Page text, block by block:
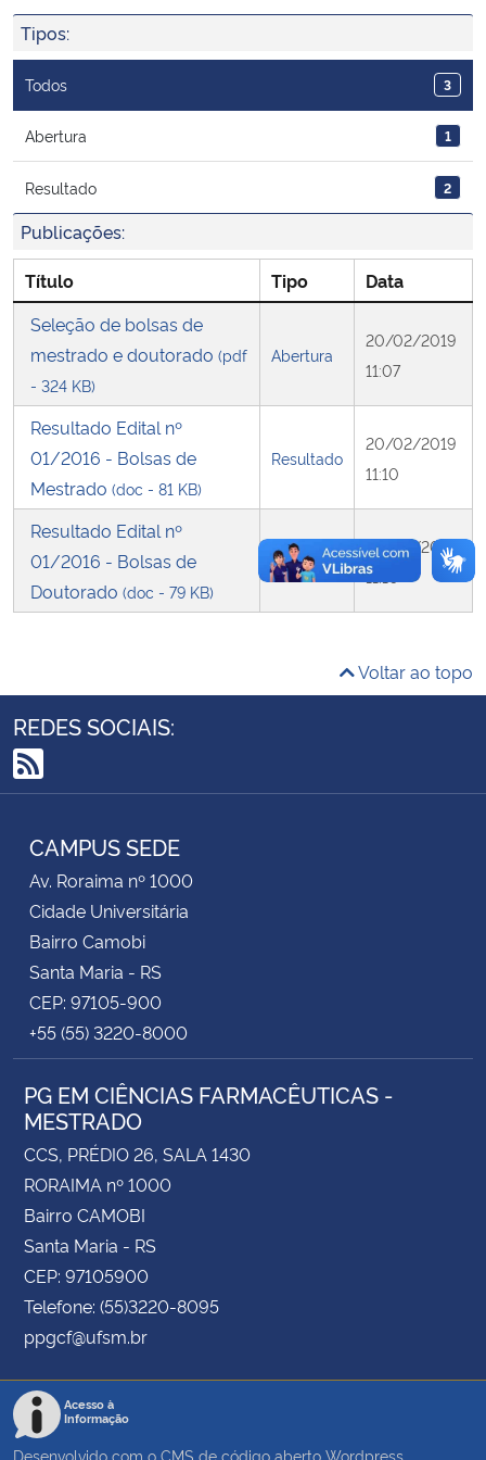
Ministério da Cidadania
Ministério da Saúde
Ministério de Minas e Energia
Ministério da Ciência, Tecnologia, Inovações e Comunicações
Ministério do Meio Ambiente
Ministério do Turismo
Ministério do Desenvolvimento Regional
Controladoria-Geral da União
Ministério da Mulher, da Família e dos Direitos Humanos
Secretaria-Geral
Secretaria de Governo
Banco Central do Brasil
Tipos:
Todos 3
Abertura 1
Resultado 2
Publicações:
Título Tipo
Data
Seleção de bolsas de
mestrado e doutorado (pdf
- 324 KB)
Abertura
20/02/2019
11:07
Resultado Edital nº
01/2016 - Bolsas de
Mestrado (doc - 81 KB)
Resultado
20/02/2019
11:10
Resultado Edital nº
01/2016 - Bolsas de
Doutorado (doc - 79 KB)
Resultado
20/02/2019
11:10
Voltar ao topo
REDES SOCIAIS:
RSS
CAMPUS SEDE
Av. Roraima nº 1000
Cidade Universitária
Bairro Camobi
Santa Maria - RS
CEP: 97105-900
+55 (55) 3220-8000
PG EM CIÊNCIAS FARMACÊUTICAS -
MESTRADO
CCS, PRÉDIO 26, SALA 1430
RORAIMA nº 1000
Bairro CAMOBI
Santa Maria - RS
CEP: 97105900
Telefone: (55)3220-8095
ppgcf@ufsm.br
Acesso à
Informação
Desenvolvido com o CMS de código aberto Wordpress